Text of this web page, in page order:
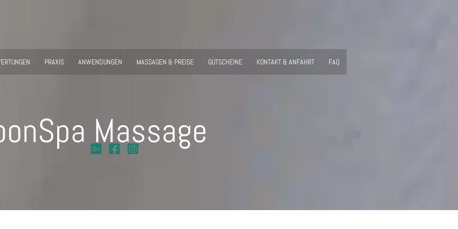
PRAXIS ANWENDUNGEN MASSAGEN & PREISE GUTSCHEINE KONTAKT & ANFAHRT FAQ
Massage